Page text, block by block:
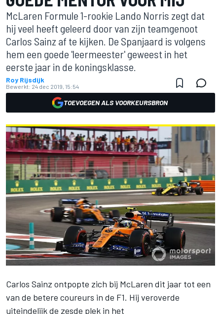
McLaren Formule 1-rookie Lando Norris zegt dat
hij veel heeft geleerd door van zijn teamgenoot
Carlos Sainz af te kijken. De Spanjaard is volgens
hem een goede 'leermeester' geweest in het
eerste jaar in de koningsklasse.
Roy Rijsdijk
Bewerkt: 24 dec 2019, 15:54
TOEVOEGEN ALS VOORKEURSBRON
Carlos Sainz ontpopte zich bij McLaren dit jaar tot een
van de betere coureurs in de F1. Hij veroverde
uiteindelijk de zesde plek in het